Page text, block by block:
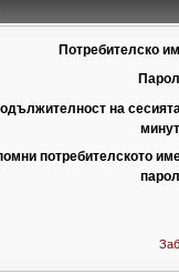
Потребителско
на
потребителското